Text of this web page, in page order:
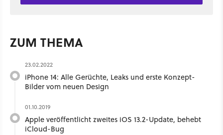
ZUM THEMA
23.02.2022
iPhone 14: Alle Gerüchte, Leaks und erste Konzept-
Bilder vom neuen Design
01.10.2019
Apple veröffentlicht zweites iOS 13.2-Update, behebt
iCloud-Bug